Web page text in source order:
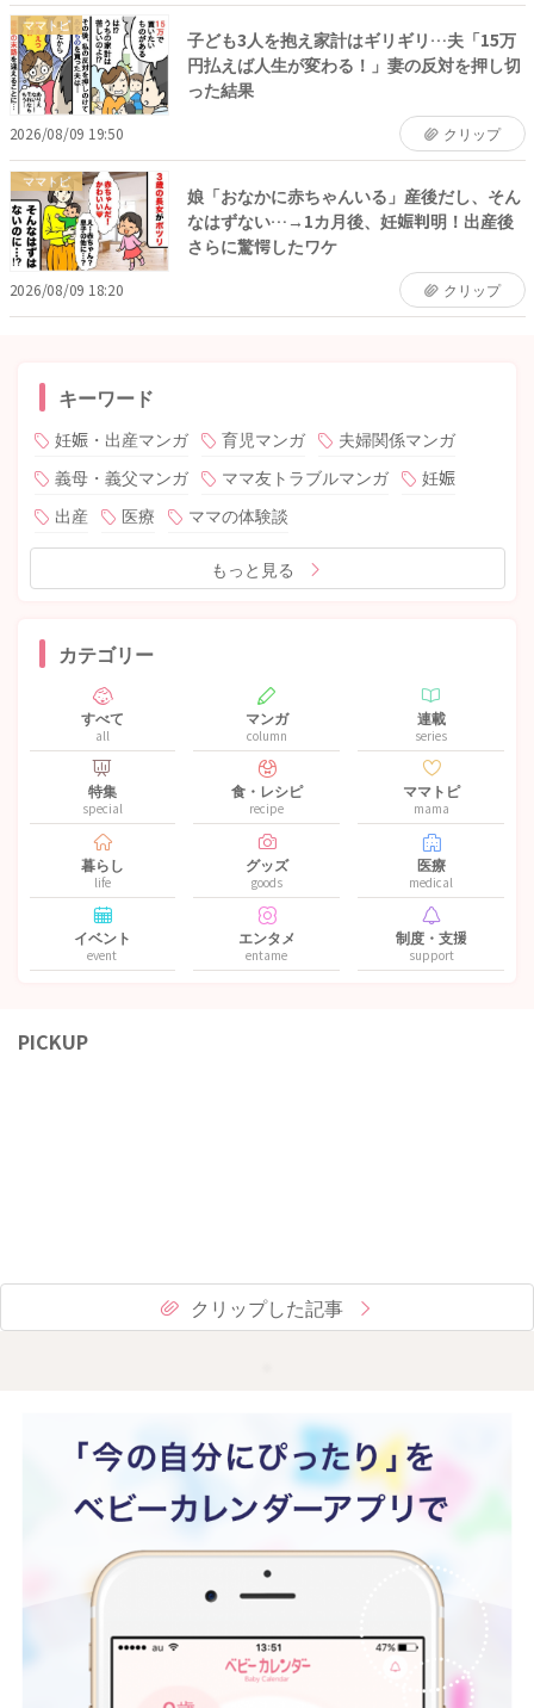
ママトピ
子ども3人を抱え家計はギリギリ…夫「15万
円払えば人生が変わる！」妻の反対を押し切
った結果
2026/08/09 19:50 クリップ
ママトピ
娘「おなかに赤ちゃんいる」産後だし、そん
なはずない…→1カ月後、妊娠判明！出産後
さらに驚愕したワケ
2026/08/09 18:20 クリップ
キーワード
妊娠・出産マンガ 育児マンガ
夫婦関係マンガ
義母・義父マンガ
ママ友トラブルマンガ
妊娠
出産
医療 ママの体験談
もっと見る
カテゴリー
すべて
all
マンガ
column
連載
series
特集
special
食・レシピ
recipe
ママトピ
mama
暮らし
life
グッズ
goods
医療
medical
イベント
event
エンタメ
entame
制度・支援
support
PICKUP
クリップした記事